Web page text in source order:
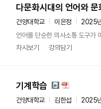
다문화시대의 언어와 문
건양대학교 이은정
2025
언어를 단순한 의사소통 도구가
차시보기
강의담기
기계학습
건양대학교 김한섭
2025